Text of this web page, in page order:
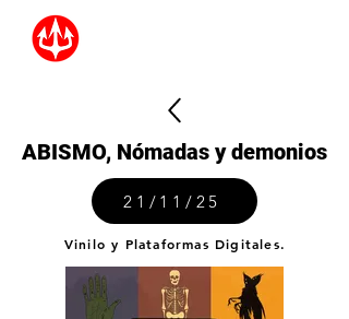
ABISMO, Nómadas y demonios
21/11/25
Vinilo y Plataformas Digitales.